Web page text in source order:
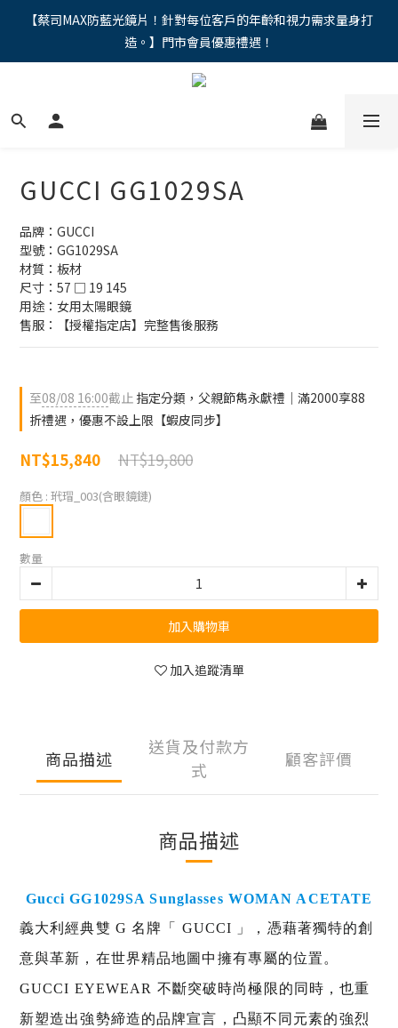
"馬年新章續寫，視界品味進階，限時禮遇 9 折無上限，12期分期
免手續費。。
【蔡司MAX防藍光鏡片！針對每位客戶的年齡和視力需求量身打
造。】門市會員優惠禮遇！
"馬年新章續寫，視界品味進階，限時禮遇 9 折無上限，12期分期
GUCCI GG1029SA
品牌：GUCCI
型號：GG1029SA
材質：板材
尺寸：57 □ 19 145
用途：女用太陽眼鏡
售服：【授權指定店】完整售後服務
至08/08 16:00截止 指定分類，父親節雋永獻禮｜滿2000享88
折禮遇，優惠不設上限【蝦皮同步】
NT$19,800
NT$15,840
顏色 : 玳瑁_003(含眼鏡鏈)
數量
加入購物車
加入追蹤清單
商品描述
送貨及付款方
式
顧客評價
商品描述
Gucci GG1029SA Sunglasses WOMAN ACETATE
義大利經典雙 G 名牌「 GUCCI 」， 憑藉著獨特的創
意與革新，在世界精品地圖中擁有專屬的位置。
GUCCI EYEWEAR 不斷突破時尚極限的同時，也重
新塑造出強勢締造的品牌宣言，凸顯不同元素的強烈